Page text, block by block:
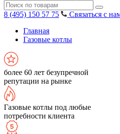
8 (495) 150 57 75
Связаться с
Главная
Газовые котлы
более 60 лет безупречной
репутации на рынке
Газовые котлы под любые
потребности клиента